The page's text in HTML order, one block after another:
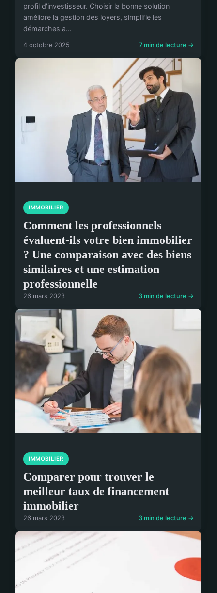
profil d'investisseur. Choisir la bonne solution
améliore la gestion des loyers, simplifie les
démarches a...
4 octobre 2025 7 min de lecture →
IMMOBILIER
Comment les professionnels
évaluent-ils votre bien immobilier
? Une comparaison avec des biens
similaires et une estimation
professionnelle
26 mars 2023 3 min de lecture →
IMMOBILIER
Comparer pour trouver le
meilleur taux de financement
immobilier
26 mars 2023 3 min de lecture →